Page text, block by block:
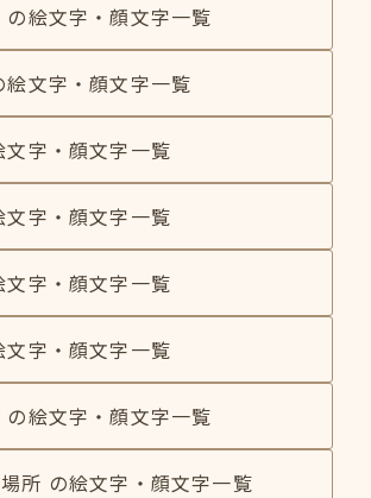
の絵文字・顔文字一覧
絵文字・顔文字一覧
文字・顔文字一覧
文字・顔文字一覧
文字・顔文字一覧
文字・顔文字一覧
の絵文字・顔文字一覧
所 の絵文字・顔文字一覧